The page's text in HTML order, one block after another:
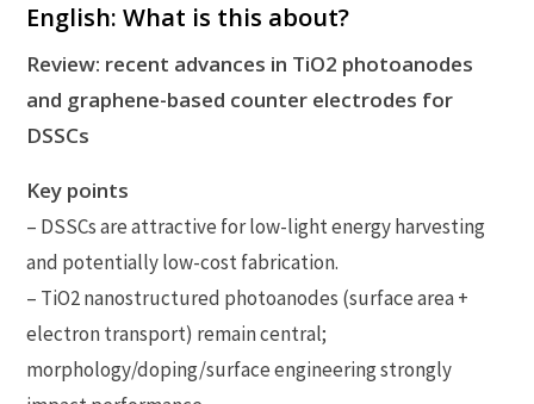
English: What is this about?
Review: recent advances in TiO2 photoanodes
and graphene-based counter electrodes for
DSSCs
Key points
– DSSCs are attractive for low-light energy harvesting
and potentially low-cost fabrication.
– TiO2 nanostructured photoanodes (surface area +
electron transport) remain central;
morphology/doping/surface engineering strongly